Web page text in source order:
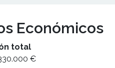
Económicos
total
€